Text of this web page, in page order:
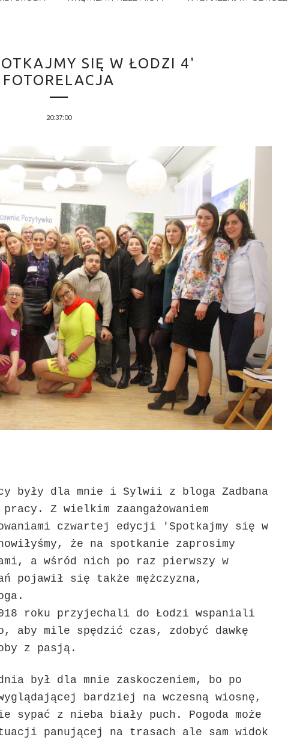
SIĘ W ŁODZI 4'
FOTORELACJA
20:37:00
były dla mnie i Sylwii z bloga Zadbana
pracy. Z wielkim zaangażowaniem
czwartej edycji 'Spotkajmy się w
że na spotkanie zaprosimy
a wśród nich po raz pierwszy w
pojawił się także mężczyzna,
roku przyjechali do Łodzi wspaniali
aby mile spędzić czas, zdobyć dawkę
z pasją.
był dla mnie zaskoczeniem, bo po
bardziej na wczesną wiosnę,
sypać z nieba biały puch. Pogoda może
panującej na trasach ale sam widok